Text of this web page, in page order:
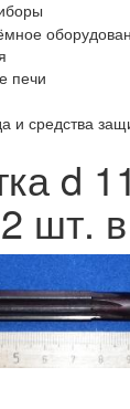
печи
и средства
d
шт.